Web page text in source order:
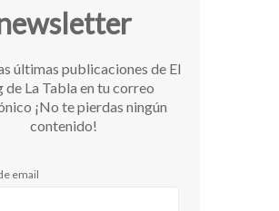
últimas publicaciones de El
de La Tabla en tu correo
¡No te pierdas ningún
contenido!
email